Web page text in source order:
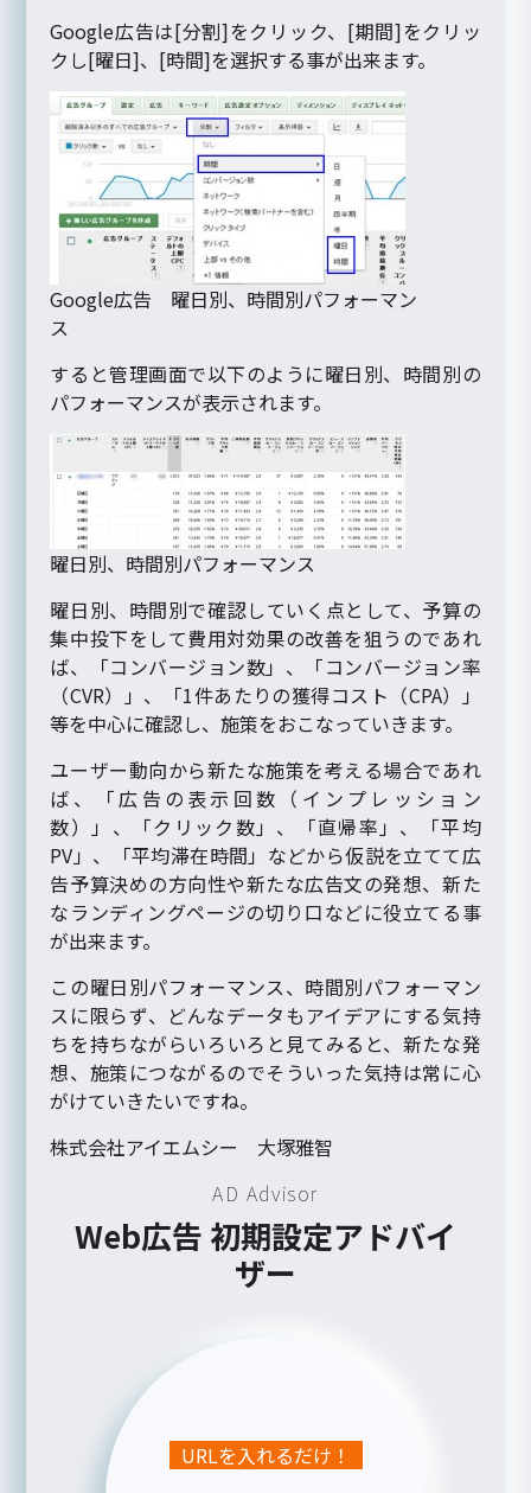
Google広告は[分割]をクリック、[期間]をクリッ
クし[曜日]、[時間]を選択する事が出来ます。
Google広告 曜日別、時間別パフォーマン
ス
すると管理画面で以下のように曜日別、時間別の
パフォーマンスが表示されます。
曜日別、時間別パフォーマンス
曜日別、時間別で確認していく点として、予算の
集中投下をして費用対効果の改善を狙うのであれ
ば、「コンバージョン数」、「コンバージョン率
（CVR）」、「1件あたりの獲得コスト（CPA）」
等を中心に確認し、施策をおこなっていきます。
ユーザー動向から新たな施策を考える場合であれ
ば、「広告の表示回数（インプレッション
数）」、「クリック数」、「直帰率」、「平均
PV」、「平均滞在時間」などから仮説を立てて広
告予算決めの方向性や新たな広告文の発想、新た
なランディングページの切り口などに役立てる事
が出来ます。
この曜日別パフォーマンス、時間別パフォーマン
スに限らず、どんなデータもアイデアにする気持
ちを持ちながらいろいろと見てみると、新たな発
想、施策につながるのでそういった気持は常に心
がけていきたいですね。
株式会社アイエムシー 大塚雅智
AD Advisor
Web広告 初期設定アドバイ
ザー
URLを入れるだけ！